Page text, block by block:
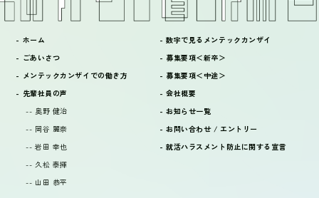
- ホーム
- ごあいさつ
- メンテックカンザイでの働き方
- 先輩社員の声
-- 奥野 健治
-- 岡谷 麗奈
-- 岩田 幸也
-- 久松 泰揮
-- 山田 恭平
- 数字で見るメンテックカンザイ
- 募集要項＜新卒＞
- 募集要項＜中途＞
- 会社概要
- お知らせ一覧
- お問い合わせ / エントリー
- 就活ハラスメント防止に関する宣言